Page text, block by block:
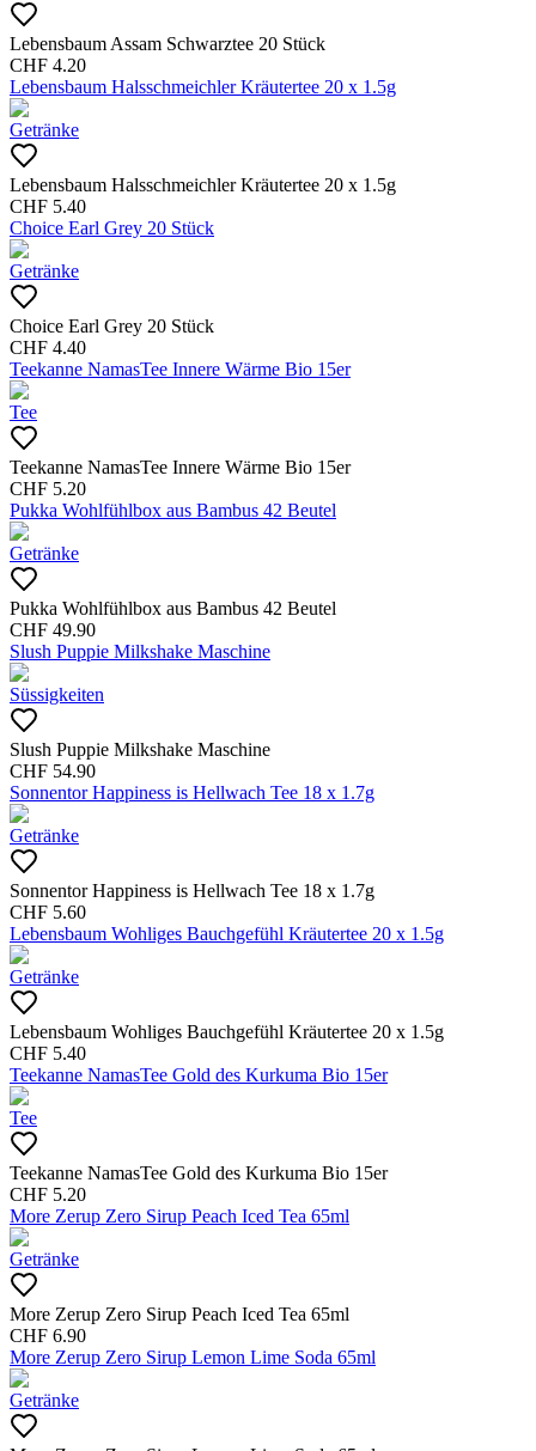
Lebensbaum Assam Schwarztee 20 Stück
CHF 4.20
Lebensbaum Halsschmeichler Kräutertee 20 x 1.5g
Getränke
Lebensbaum Halsschmeichler Kräutertee 20 x 1.5g
CHF 5.40
Choice Earl Grey 20 Stück
Getränke
Choice Earl Grey 20 Stück
CHF 4.40
Teekanne NamasTee Innere Wärme Bio 15er
Tee
Teekanne NamasTee Innere Wärme Bio 15er
CHF 5.20
Pukka Wohlfühlbox aus Bambus 42 Beutel
Getränke
Pukka Wohlfühlbox aus Bambus 42 Beutel
CHF 49.90
Slush Puppie Milkshake Maschine
Süssigkeiten
Slush Puppie Milkshake Maschine
CHF 54.90
Sonnentor Happiness is Hellwach Tee 18 x 1.7g
Getränke
Sonnentor Happiness is Hellwach Tee 18 x 1.7g
CHF 5.60
Lebensbaum Wohliges Bauchgefühl Kräutertee 20 x 1.5g
Getränke
Lebensbaum Wohliges Bauchgefühl Kräutertee 20 x 1.5g
CHF 5.40
Teekanne NamasTee Gold des Kurkuma Bio 15er
Tee
Teekanne NamasTee Gold des Kurkuma Bio 15er
CHF 5.20
More Zerup Zero Sirup Peach Iced Tea 65ml
Getränke
More Zerup Zero Sirup Peach Iced Tea 65ml
CHF 6.90
More Zerup Zero Sirup Lemon Lime Soda 65ml
Getränke